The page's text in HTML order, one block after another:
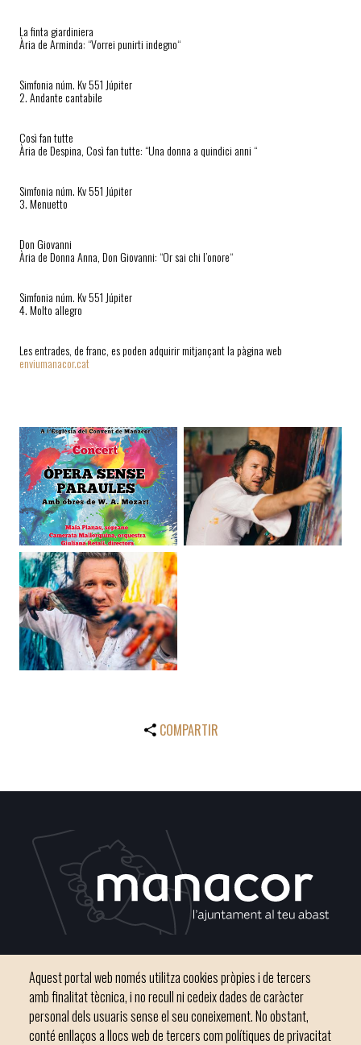
La finta giardiniera
Ària de Arminda: “Vorrei punirti indegno“
Simfonia núm. Kv 551 Júpiter
2. Andante cantabile
Così fan tutte
Ària de Despina, Così fan tutte: “Una donna a quindici anni “
Simfonia núm. Kv 551 Júpiter
3. Menuetto
Don Giovanni
Ària de Donna Anna, Don Giovanni: “Or sai chi l’onore“
Simfonia núm. Kv 551 Júpiter
4. Molto allegro
Les entrades, de franc, es poden adquirir mitjançant la pàgina web
enviumanacor.cat
COMPARTIR
Telèfon 971 84 91 00 - CIF: P0703300D
Aquest portal web només utilitza cookies pròpies i de tercers
amb finalitat tècnica, i no recull ni cedeix dades de caràcter
personal dels usuaris sense el seu coneixement. No obstant,
conté enllaços a llocs web de tercers com polítiques de privacitat